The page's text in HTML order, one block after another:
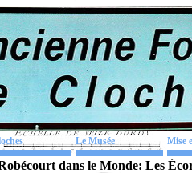
Le Musée Mise
dans le Monde: Les